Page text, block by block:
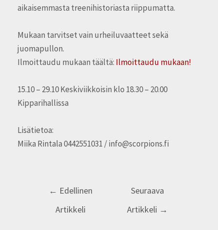
aikaisemmasta treenihistoriasta riippumatta.
Mukaan tarvitset vain urheiluvaatteet sekä
juomapullon.
Ilmoittaudu mukaan täältä: Ilmoittaudu mukaan!
15.10 – 29.10 Keskiviikkoisin klo 18.30 – 20.00
Kipparihallissa
Lisätietoa:
Miika Rintala 0442551031 / info@scorpions.fi
← Edellinen
Artikkeli
Seuraava
Artikkeli →